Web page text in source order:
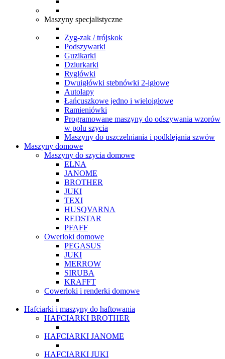
Maszyny specjalistyczne
Zyg-zak / trójskok
Podszywarki
Guzikarki
Dziurkarki
Ryglówki
Dwuigłówki stebnówki 2-igłowe
Autolapy
Łańcuszkowe jedno i wieloigłowe
Ramieniówki
Programowane maszyny do odszywania wzorów
w polu szycia
Maszyny do uszczelniania i podklejania szwów
Maszyny domowe
Maszyny do szycia domowe
ELNA
JANOME
BROTHER
JUKI
TEXI
HUSQVARNA
REDSTAR
PFAFF
Owerloki domowe
PEGASUS
JUKI
MERROW
SIRUBA
KRAFFT
Cowerloki i renderki domowe
Hafciarki i maszyny do haftowania
HAFCIARKI BROTHER
HAFCIARKI JANOME
HAFCIARKI JUKI